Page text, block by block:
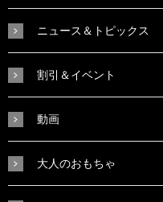
ニュース＆トピックス
割引＆イベント
動画
大人のおもちゃ